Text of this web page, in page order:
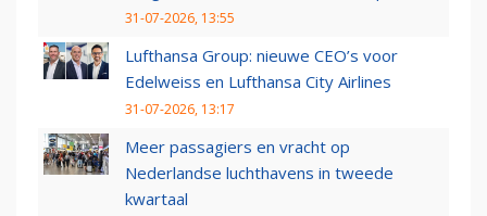
31-07-2026, 13:55
Lufthansa Group: nieuwe CEO’s voor
Edelweiss en Lufthansa City Airlines
31-07-2026, 13:17
Meer passagiers en vracht op
Nederlandse luchthavens in tweede
kwartaal